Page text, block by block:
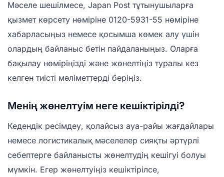
Мәселе шешілмесе, Japan Post тұтынушыларға
қызмет көрсету нөміріне 0120-5931-55 нөміріне
хабарласыңыз немесе қосымша көмек алу үшін
олардың байланыс бетін пайдаланыңыз. Оларға
бақылау нөміріңізді және жөнелтіңіз туралы кез
келген тиісті мәліметтерді беріңіз.
Менің жөнелтуім неге кешіктірілді?
Кедендік ресімдеу, қолайсыз ауа-райы жағдайлары
немесе логистикалық мәселелер сияқты әртүрлі
себептерге байланысты жөнелтудің кешігуі болуы
мүмкін. Егер жөнелтуіңіз кешіктірілсе,